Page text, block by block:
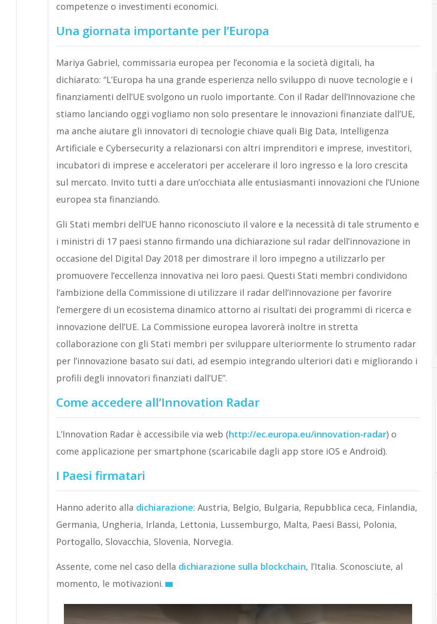
competenze o investimenti economici.
Una giornata importante per l’Europa
Mariya Gabriel, commissaria europea per l’economia e la società digitali, ha
dichiarato: “L’Europa ha una grande esperienza nello sviluppo di nuove tecnologie e i
finanziamenti dell’UE svolgono un ruolo importante. Con il Radar dell’Innovazione che
stiamo lanciando oggi vogliamo non solo presentare le innovazioni finanziate dall’UE,
ma anche aiutare gli innovatori di tecnologie chiave quali Big Data, Intelligenza
Artificiale e Cybersecurity a relazionarsi con altri imprenditori e imprese, investitori,
incubatori di imprese e acceleratori per accelerare il loro ingresso e la loro crescita
sul mercato. Invito tutti a dare un’occhiata alle entusiasmanti innovazioni che l’Unione
europea sta finanziando.
Gli Stati membri dell’UE hanno riconosciuto il valore e la necessità di tale strumento e
i ministri di 17 paesi stanno firmando una dichiarazione sul radar dell’innovazione in
occasione del Digital Day 2018 per dimostrare il loro impegno a utilizzarlo per
promuovere l’eccellenza innovativa nei loro paesi. Questi Stati membri condividono
l’ambizione della Commissione di utilizzare il radar dell’innovazione per favorire
l’emergere di un ecosistema dinamico attorno ai risultati dei programmi di ricerca e
innovazione dell’UE. La Commissione europea lavorerà inoltre in stretta
collaborazione con gli Stati membri per sviluppare ulteriormente lo strumento radar
per l’innovazione basato sui dati, ad esempio integrando ulteriori dati e migliorando i
profili degli innovatori finanziati dall’UE”.
Come accedere all’Innovation Radar
L’Innovation Radar è accessibile via web (http://ec.europa.eu/innovation-radar) o
come applicazione per smartphone (scaricabile dagli app store iOS e Android).
I Paesi firmatari
Hanno aderito alla dichiarazione: Austria, Belgio, Bulgaria, Repubblica ceca, Finlandia,
Germania, Ungheria, Irlanda, Lettonia, Lussemburgo, Malta, Paesi Bassi, Polonia,
Portogallo, Slovacchia, Slovenia, Norvegia.
Assente, come nel caso della dichiarazione sulla blockchain, l’Italia. Sconosciute, al
momento, le motivazioni.